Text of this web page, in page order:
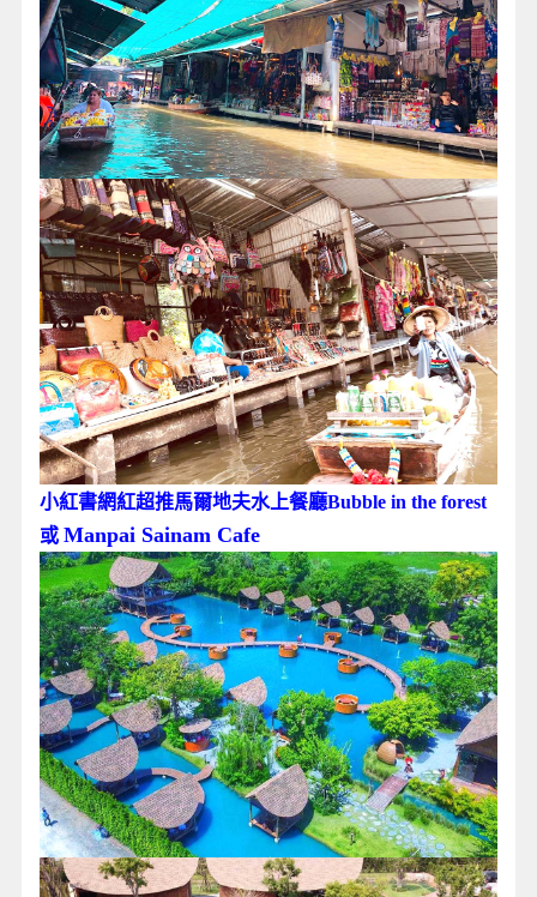
小紅書網紅超推馬爾地夫水上餐廳Bubble in the forest
或 Manpai Sainam Cafe